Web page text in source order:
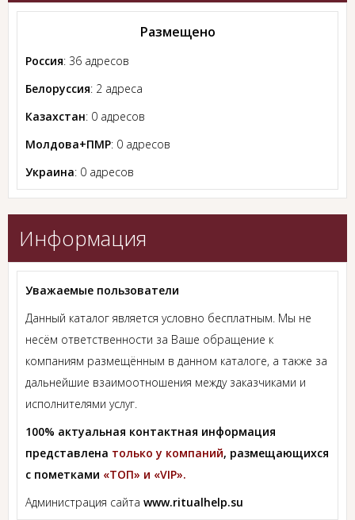
Размещено
Россия: 36 адресов
Белоруссия: 2 адреса
Казахстан: 0 адресов
Молдова+ПМР: 0 адресов
Украина: 0 адресов
Информация
Уважаемые пользователи
Данный каталог является условно бесплатным. Мы не
несём ответственности за Ваше обращение к
компаниям размещённым в данном каталоге, а также за
дальнейшие взаимоотношения между заказчиками и
исполнителями услуг.
100% актуальная контактная информация
представлена только у компаний, размещающихся
с пометками «ТОП» и «VIP».
Администрация сайта www.ritualhelp.su